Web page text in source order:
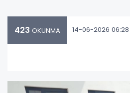
423 OKUNMA 14-06-2026 06:28